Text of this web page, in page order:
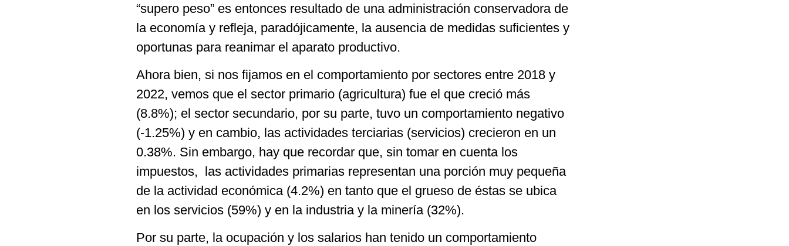
“supero peso” es entonces resultado de una administración conservadora de
la economía y refleja, paradójicamente, la ausencia de medidas suficientes y
oportunas para reanimar el aparato productivo.
Ahora bien, si nos fijamos en el comportamiento por sectores entre 2018 y
2022, vemos que el sector primario (agricultura) fue el que creció más
(8.8%); el sector secundario, por su parte, tuvo un comportamiento negativo
(-1.25%) y en cambio, las actividades terciarias (servicios) crecieron en un
0.38%. Sin embargo, hay que recordar que, sin tomar en cuenta los
impuestos, las actividades primarias representan una porción muy pequeña
de la actividad económica (4.2%) en tanto que el grueso de éstas se ubica
en los servicios (59%) y en la industria y la minería (32%).
Por su parte, la ocupación y los salarios han tenido un comportamiento